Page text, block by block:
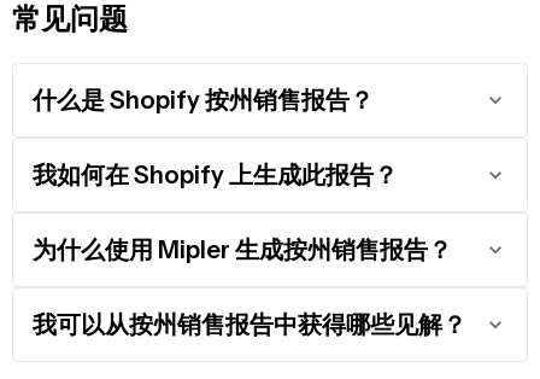
常见问题
什么是 Shopify 按州销售报告？
我如何在 Shopify 上生成此报告？
为什么使用 Mipler 生成按州销售报告？
我可以从按州销售报告中获得哪些见解？